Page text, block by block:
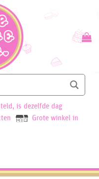
is dezelfde dag
Grote winkel in